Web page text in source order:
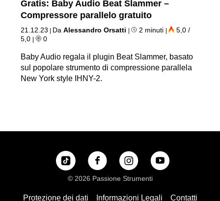
Gratis: Baby Audio Beat Slammer –
Compressore parallelo gratuito
21.12.23 | DaAlessandro Orsatti | 2 minuti |
5,0 /
5,0 | 0
Baby Audio regala il plugin Beat Slammer, basato
sul popolare strumento di compressione parallela
New York style IHNY-2.
Protezione dei dati Informazioni Legali Contatti
© 2026 Passione Strumenti